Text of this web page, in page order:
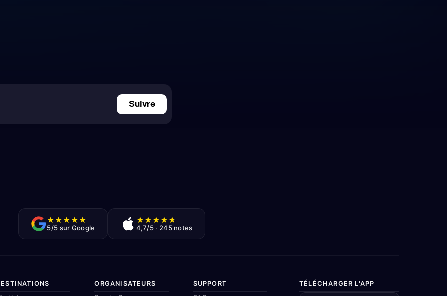
Suivre
★★★★★
5/5 sur Google
★★★★★
4,7/5 · 245 notes
ORGANISATEURS SUPPORT TÉLÉCHARGER L'APP